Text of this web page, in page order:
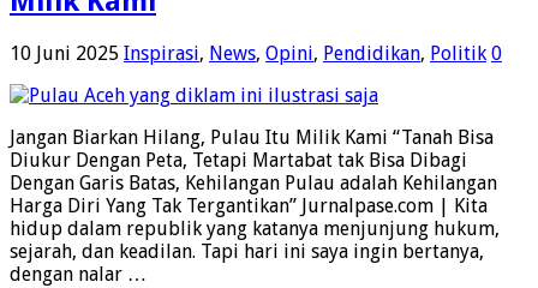
10 Juni 2025 Inspirasi, News, Opini, Pendidikan, Politik 0
Jangan Biarkan Hilang, Pulau Itu Milik Kami “Tanah Bisa
Diukur Dengan Peta, Tetapi Martabat tak Bisa Dibagi
Dengan Garis Batas, Kehilangan Pulau adalah Kehilangan
Harga Diri Yang Tak Tergantikan” Jurnalpase.com | Kita
hidup dalam republik yang katanya menjunjung hukum,
sejarah, dan keadilan. Tapi hari ini saya ingin bertanya,
dengan nalar …